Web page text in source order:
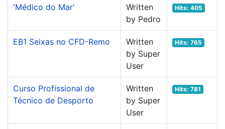
'Médico do Mar'
Written
by Pedro
Hits: 405
EB1 Seixas no CFD-Remo
Written
by Super
User
Hits: 765
Curso Profissional de
Técnico de Desporto
Written
by Super
User
Hits: 781